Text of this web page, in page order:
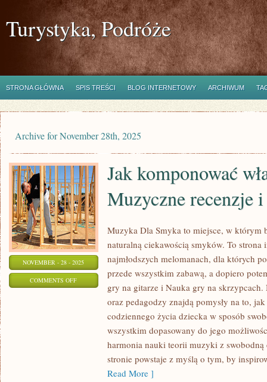
Turystyka, Podróże
STRONA GŁÓWNA SPIS TREŚCI BLOG INTERNETOWY ARCHIWUM
Archive for November 28th, 2025
NOVEMBER - 28 - 2025
COMMENTS OFFON
MUZYCZNE
Jak komponować
Muzyczne recenzje
Muzyka Dla Smyka to miejsce, w którym
naturalną ciekawością smyków. To
najmłodszych melomanach, dla których
przede wszystkim zabawą, a dopiero
gry na gitarze i Nauka gry na
oraz pedagodzy znajdą pomysły na to,
codziennego życia dziecka w sposób
wszystkim dopasowany do jego
harmonia nauki teorii muzyki z swobodną
stronie powstaje z myślą o tym, by
Read More ]